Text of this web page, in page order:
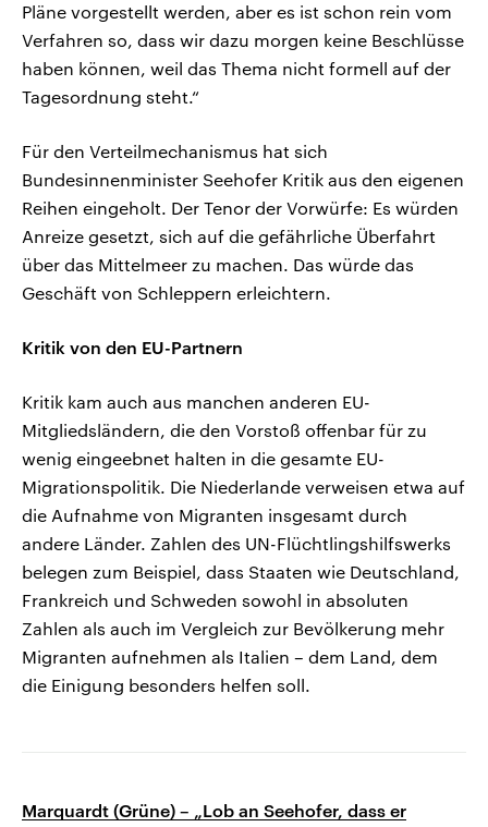
Pläne vorgestellt werden, aber es ist schon rein vom
Verfahren so, dass wir dazu morgen keine Beschlüsse
haben können, weil das Thema nicht formell auf der
Tagesordnung steht.“
Für den Verteilmechanismus hat sich
Bundesinnenminister Seehofer Kritik aus den eigenen
Reihen eingeholt. Der Tenor der Vorwürfe: Es würden
Anreize gesetzt, sich auf die gefährliche Überfahrt
über das Mittelmeer zu machen. Das würde das
Geschäft von Schleppern erleichtern.
Kritik von den EU-Partnern
Kritik kam auch aus manchen anderen EU-
Mitgliedsländern, die den Vorstoß offenbar für zu
wenig eingeebnet halten in die gesamte EU-
Migrationspolitik. Die Niederlande verweisen etwa auf
die Aufnahme von Migranten insgesamt durch
andere Länder. Zahlen des UN-Flüchtlingshilfswerks
belegen zum Beispiel, dass Staaten wie Deutschland,
Frankreich und Schweden sowohl in absoluten
Zahlen als auch im Vergleich zur Bevölkerung mehr
Migranten aufnehmen als Italien – dem Land, dem
die Einigung besonders helfen soll.
Marquardt (Grüne) – „Lob an Seehofer, dass er